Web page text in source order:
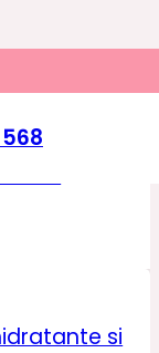
toate
si